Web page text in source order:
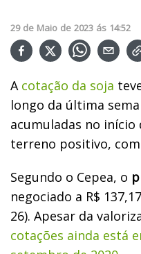
29 de Maio de 2023 ás 14:52
A cotação da soja
longo da última
acumuladas no início
terreno positivo, com
Segundo o Cepea, o
negociado a R$
26). Apesar da
cotações ainda está